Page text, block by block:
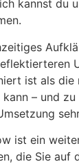
kannst du
ist als die
kann – und
ist ein
die Sie auf